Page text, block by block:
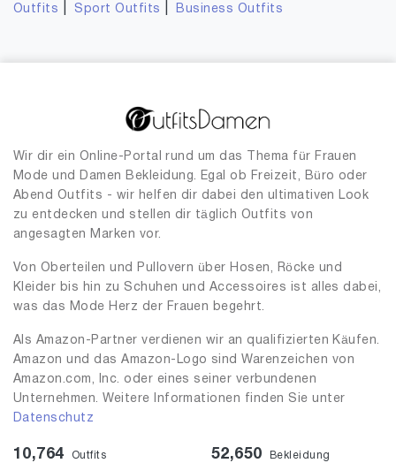
Outfits
Sport Outfits Business Outfits
Wir dir ein Online-Portal rund um das Thema für Frauen
Mode und Damen Bekleidung. Egal ob Freizeit, Büro oder
Abend Outfits - wir helfen dir dabei den ultimativen Look
zu entdecken und stellen dir täglich Outfits von
angesagten Marken vor.
Von Oberteilen und Pullovern über Hosen, Röcke und
Kleider bis hin zu Schuhen und Accessoires ist alles dabei,
was das Mode Herz der Frauen begehrt.
Als Amazon-Partner verdienen wir an qualifizierten Käufen.
Amazon und das Amazon-Logo sind Warenzeichen von
Amazon.com, Inc. oder eines seiner verbundenen
Unternehmen. Weitere Informationen finden Sie unter
Datenschutz
10,764 Outfits 52,650 Bekleidung